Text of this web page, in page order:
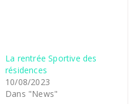
La rentrée Sportive des
résidences
10/08/2023
Dans "News"